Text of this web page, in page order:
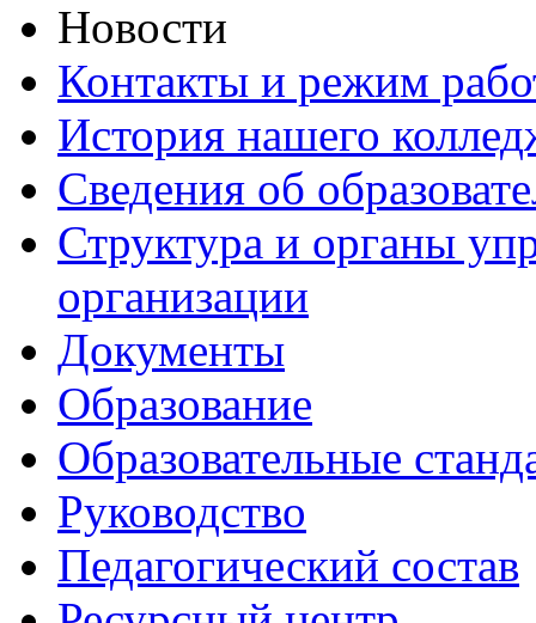
Новости
Контакты и режим
История нашего
Сведения об
Структура и органы
организации
Документы
Образование
Образовательные
Руководство
Педагогический состав